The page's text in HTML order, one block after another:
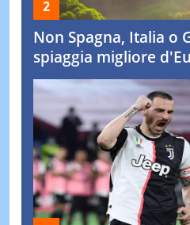
Non Spagna, Italia o
spiaggia migliore